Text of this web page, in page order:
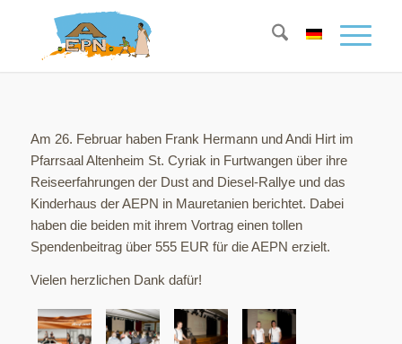
Am 26. Februar haben Frank Hermann und Andi Hirt im
Pfarrsaal Altenheim St. Cyriak in Furtwangen über ihre
Reiseerfahrungen der Dust and Diesel-Rallye und das
Kinderhaus der AEPN in Mauretanien berichtet. Dabei
haben die beiden mit ihrem Vortrag einen tollen
Spendenbeitrag über 555 EUR für die AEPN erzielt.
Vielen herzlichen Dank dafür!